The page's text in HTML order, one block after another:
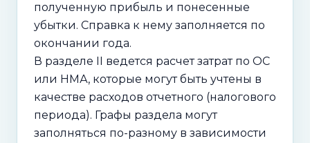
полученную прибыль и понесенные
убытки. Справка к нему заполняется по
окончании года.
В разделе II ведется расчет затрат по ОС
или НМА, которые могут быть учтены в
качестве расходов отчетного (налогового
периода). Графы раздела могут
заполняться по-разному в зависимости